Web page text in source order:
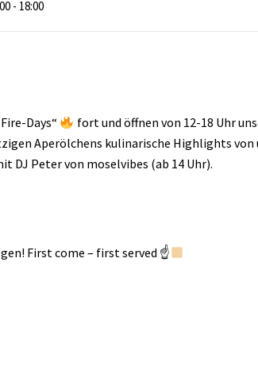
- 18:00
Days“
fort und öffnen von 12-18 Uhr
Aperölchens kulinarische Highlights von
DJ Peter von moselvibes (ab 14 Uhr).
First come – first served ☝